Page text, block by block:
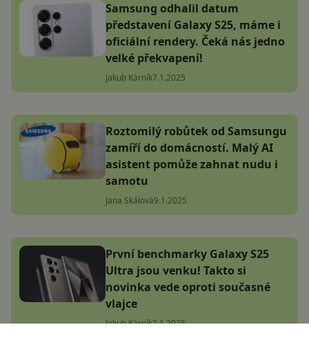
Samsung odhalil datum
představení Galaxy S25, máme i
oficiální rendery. Čeká nás jedno
velké překvapení!
Jakub Kárník7.1.2025
Roztomilý robůtek od Samsungu
zamíří do domácností. Malý AI
asistent pomůže zahnat nudu i
samotu
Jana Skálová9.1.2025
První benchmarky Galaxy S25
Ultra jsou venku! Takto si
novinka vede oproti současné
vlajce
Jakub Kárník2.1.2025